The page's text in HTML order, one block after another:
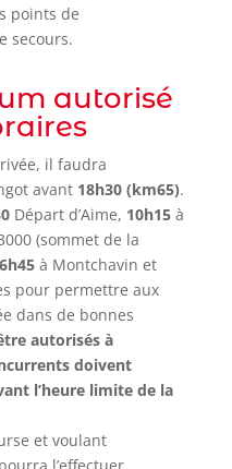
points de
secours.
autorisé
il faudra
avant 18h30 (km65).
Départ d’Aime, 10h15à
(sommet de la
à Montchavin et
pour permettre aux
dans de bonnes
autorisés à
doivent
l’heure limite de la
et voulant
l’effectuer